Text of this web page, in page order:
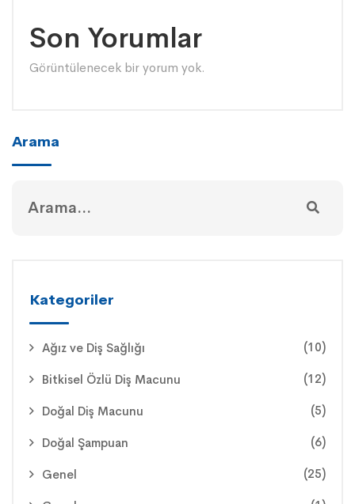
Son Yorumlar
Görüntülenecek bir yorum yok.
Arama
Kategoriler
Ağız ve Diş Sağlığı (10)
Bitkisel Özlü Diş Macunu (12)
Doğal Diş Macunu (5)
Doğal Şampuan (6)
Genel (25)